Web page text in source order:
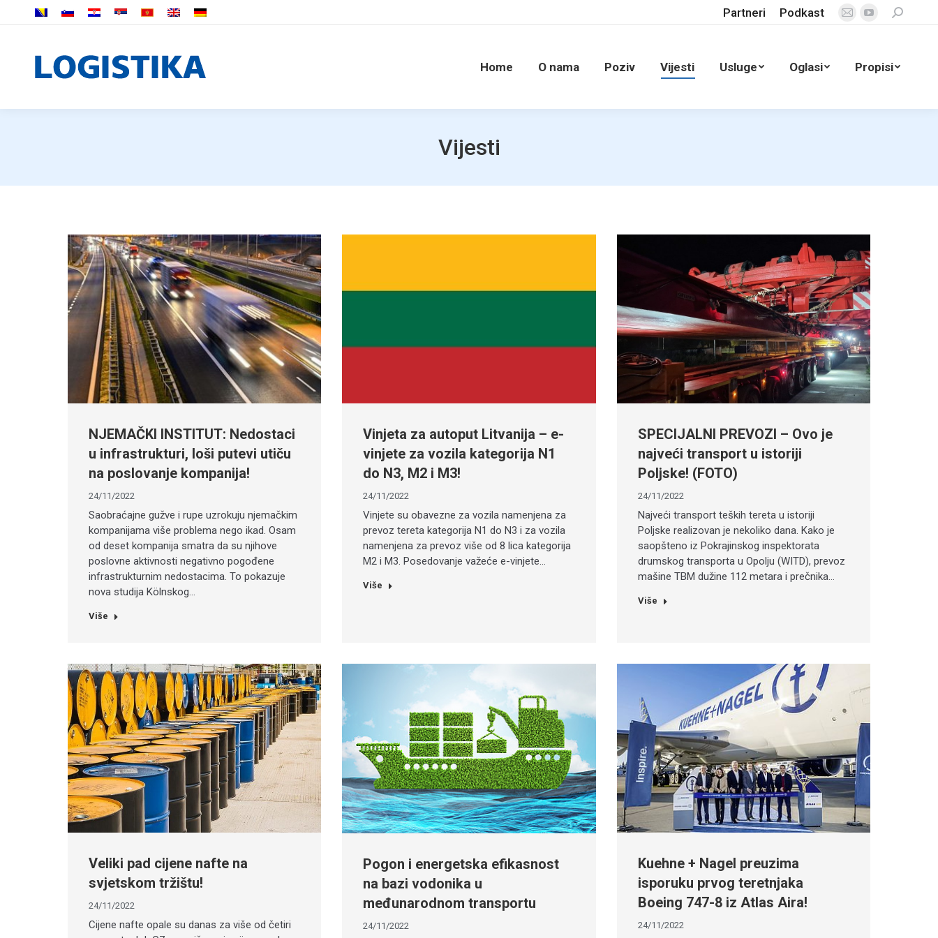
Partneri Podkast
Mail
window
YouTube
in
window
Search:
Home O nama Poziv Vijesti Usluge Oglasi Propisi
Vijesti
NJEMAČKI INSTITUT: Nedostaci
u infrastrukturi, loši putevi utiču
na poslovanje kompanija!
24/11/2022
Saobraćajne gužve i rupe uzrokuju njemačkim
kompanijama više problema nego ikad. Osam
od deset kompanija smatra da su njihove
poslovne aktivnosti negativno pogođene
infrastrukturnim nedostacima. To pokazuje
nova studija Kölnskog…
Više
Vinjeta za autoput Litvanija – e-
vinjete za vozila kategorija N1
do N3, M2 i M3!
24/11/2022
Vinjete su obavezne za vozila namenjena za
prevoz tereta kategorija N1 do N3 i za vozila
namenjena za prevoz više od 8 lica kategorija
M2 i M3. Posedovanje važeće e-vinjete…
Više
SPECIJALNI PREVOZI – Ovo je
najveći transport u istoriji
Poljske! (FOTO)
24/11/2022
Najveći transport teških tereta u istoriji
Poljske realizovan je nekoliko dana. Kako je
saopšteno iz Pokrajinskog inspektorata
drumskog transporta u Opolju (WITD), prevoz
mašine TBM dužine 112 metara i prečnika…
Više
Veliki pad cijene nafte na
svjetskom tržištu!
24/11/2022
Cijene nafte opale su danas za više od četiri
Pogon i energetska efikasnost
na bazi vodonika u
međunarodnom transportu
24/11/2022
Kuehne + Nagel preuzima
isporuku prvog teretnjaka
Boeing 747-8 iz Atlas Aira!
24/11/2022